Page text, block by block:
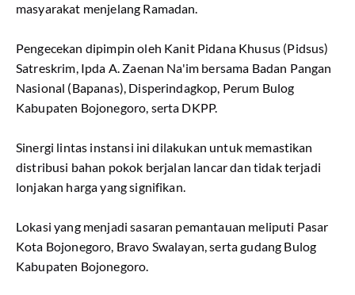
masyarakat menjelang Ramadan.
Pengecekan dipimpin oleh Kanit Pidana Khusus (Pidsus)
Satreskrim, Ipda A. Zaenan Na'im bersama Badan Pangan
Nasional (Bapanas), Disperindagkop, Perum Bulog
Kabupaten Bojonegoro, serta DKPP.
Sinergi lintas instansi ini dilakukan untuk memastikan
distribusi bahan pokok berjalan lancar dan tidak terjadi
lonjakan harga yang signifikan.
Lokasi yang menjadi sasaran pemantauan meliputi Pasar
Kota Bojonegoro, Bravo Swalayan, serta gudang Bulog
Kabupaten Bojonegoro.